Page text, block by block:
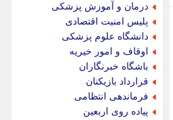
درمان و آموزش پزشکی
پلیس امنیت اقتصادی
دانشگاه علوم پزشکی
اوقاف و امور خیریه
باشگاه خبرنگاران
قرارداد بازیکنان
فرماندهی انتظامی
پیاده روی اربعین